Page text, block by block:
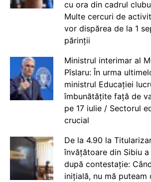
cu ora din cadrul
Multe cercuri de
vor dispărea de la 1
părinții
Ministrul interimar al
Pîslaru: În urma
ministrul Educației
îmbunătățite față de
pe 17 iulie / Sectorul
crucial
De la 4.90 la
învățătoare din Sibiu
după contestație:
inițială, nu mă puteam